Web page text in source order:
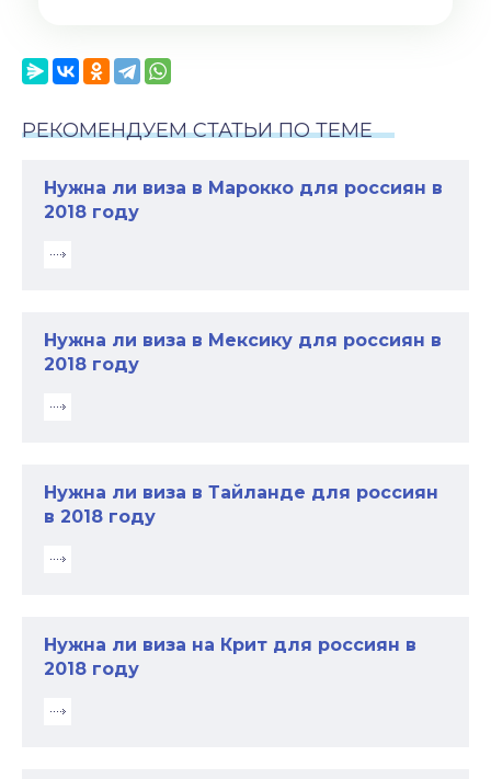
РЕКОМЕНДУЕМ СТАТЬИ ПО ТЕМЕ
Нужна ли виза в Марокко для россиян в
2018 году
Нужна ли виза в Мексику для россиян в
2018 году
Нужна ли виза в Тайланде для россиян
в 2018 году
Нужна ли виза на Крит для россиян в
2018 году